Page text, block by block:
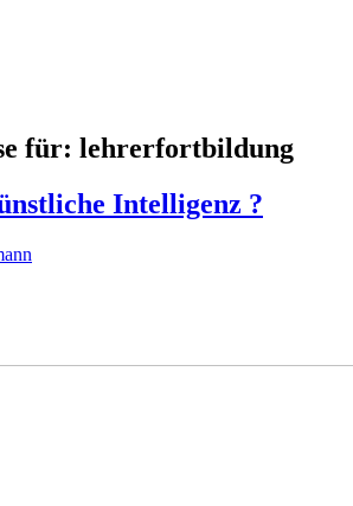
für: lehrerfortbildung
Intelligenz ?